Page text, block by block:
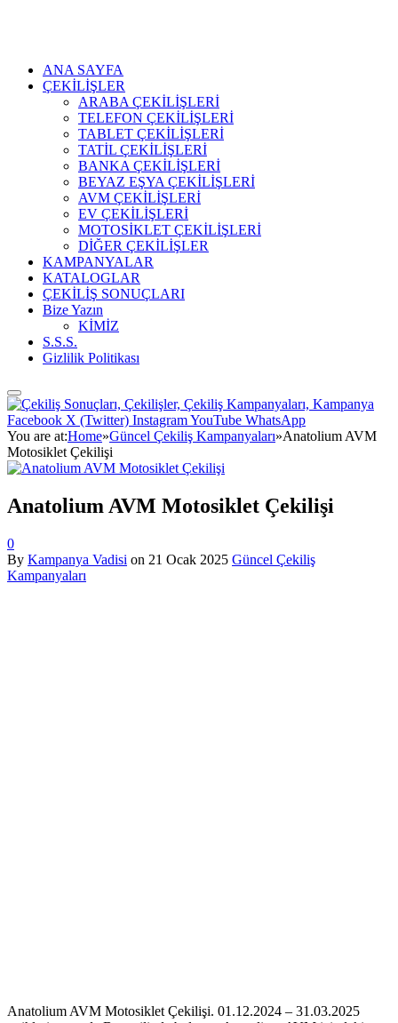
ANA SAYFA
ÇEKİLİŞLER
ARABA ÇEKİLİŞLERİ
TELEFON ÇEKİLİŞLERİ
TABLET ÇEKİLİŞLERİ
TATİL ÇEKİLİŞLERİ
BANKA ÇEKİLİŞLERİ
BEYAZ EŞYA ÇEKİLİŞLERİ
AVM ÇEKİLİŞLERİ
EV ÇEKİLİŞLERİ
MOTOSİKLET ÇEKİLİŞLERİ
DİĞER ÇEKİLİŞLER
KAMPANYALAR
KATALOGLAR
ÇEKİLİŞ SONUÇLARI
Bize Yazın
KİMİZ
S.S.S.
Gizlilik Politikası
Facebook X (Twitter) InstagramYouTube WhatsApp
You are at:Home»Güncel Çekiliş Kampanyaları»Anatolium AVM
Motosiklet Çekilişi
Anatolium AVM Motosiklet Çekilişi
0
By Kampanya Vadisi on 21 Ocak 2025 Güncel Çekiliş
Kampanyaları
Anatolium AVM Motosiklet Çekilişi. 01.12.2024 – 31.03.2025